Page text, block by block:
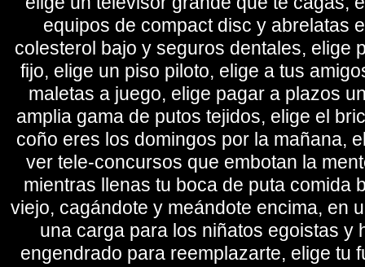
equipos de compact disc y abrelatas
colesterol bajo y seguros dentales, elige
fijo, elige un piso piloto, elige a tus
maletas a juego, elige pagar a plazos
amplia gama de putos tejidos, elige el
coño eres los domingos por la mañana,
ver tele-concursos que embotan la
mientras llenas tu boca de puta comida
viejo, cagándote y meándote encima, en
una carga para los niñatos egoistas y
engendrado para reemplazarte, elige tu